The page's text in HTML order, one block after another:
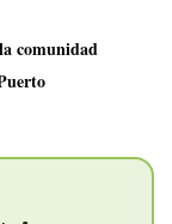
comunidad